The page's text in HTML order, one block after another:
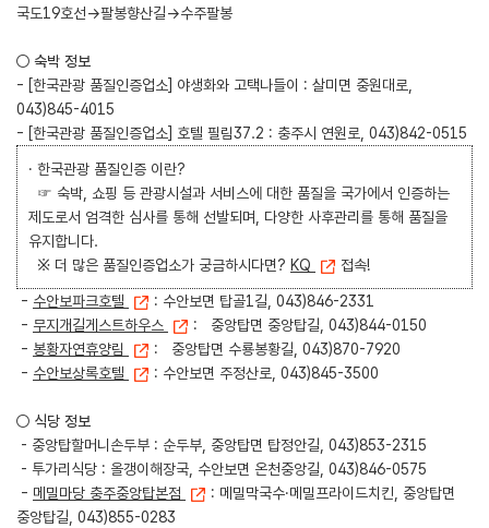
국도19호선→팔봉향산길→수주팔봉
○ 숙박 정보
- [한국관광 품질인증업소] 야생화와 고택나들이 : 살미면 중원대로,
043)845-4015
- [한국관광 품질인증업소] 호텔 필림37.2 : 충주시 연원로, 043)842-0515
· 한국관광 품질인증 이란?
☞ 숙박, 쇼핑 등 관광시설과 서비스에 대한 품질을 국가에서 인증하는
제도로서 엄격한 심사를 통해 선발되며, 다양한 사후관리를 통해 품질을
유지합니다.
※ 더 많은 품질인증업소가 궁금하시다면? KQ 접속!
- 수안보파크호텔
: 수안보면 탑골1길, 043)846-2331
- 무지개길게스트하우스
: 중앙탑면 중앙탑길, 043)844-0150
- 봉황자연휴양림
: 중앙탑면 수룡봉황길, 043)870-7920
- 수안보상록호텔 : 수안보면 주정산로, 043)845-3500
○ 식당 정보
- 중앙탑할머니손두부 : 순두부, 중앙탑면 탑정안길, 043)853-2315
- 투가리식당 : 올갱이해장국, 수안보면 온천중앙길, 043)846-0575
- 메밀마당 충주중앙탑본점
: 메밀막국수·메밀프라이드치킨, 중앙탑면
중앙탑길, 043)855-0283